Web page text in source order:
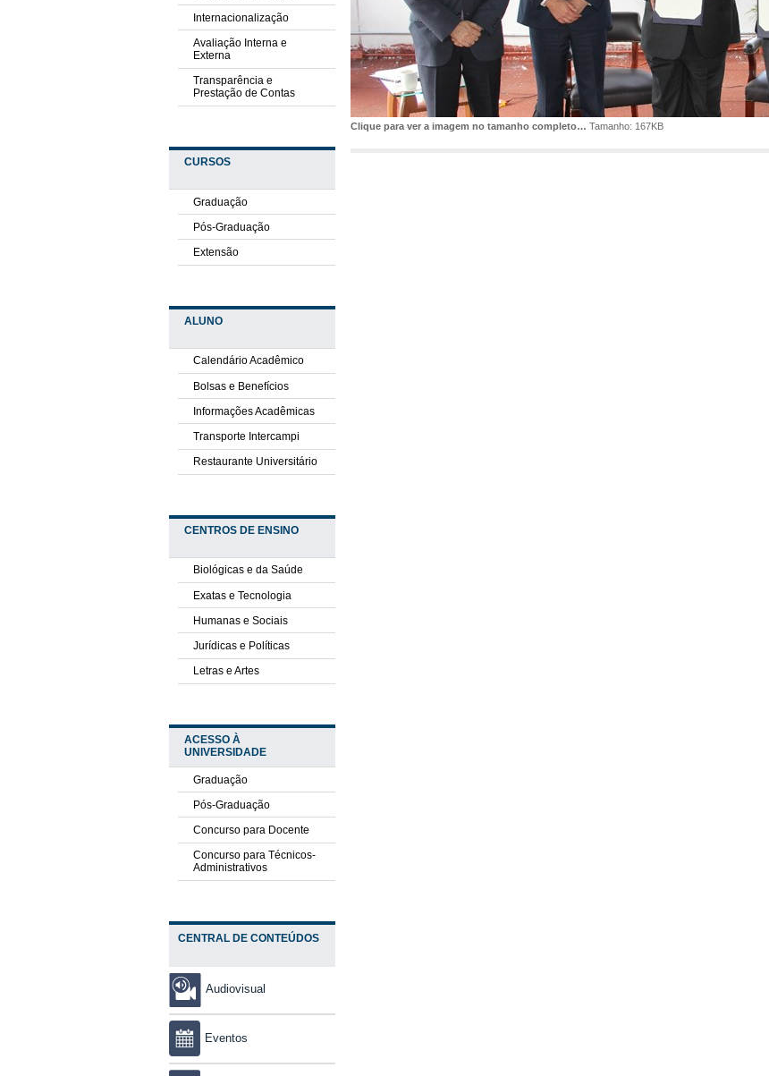
Internacionalização
Avaliação Interna e
Externa
Transparência e
Prestação de Contas
CURSOS
Graduação
Pós-Graduação
Extensão
ALUNO
Calendário Acadêmico
Bolsas e Benefícios
Informações Acadêmicas
Transporte Intercampi
Restaurante Universitário
CENTROS DE ENSINO
Biológicas e da Saúde
Exatas e Tecnologia
Humanas e Sociais
Jurídicas e Políticas
Letras e Artes
ACESSO À
UNIVERSIDADE
Graduação
Pós-Graduação
Concurso para Docente
Concurso para Técnicos-
Administrativos
CENTRAL DE CONTEÚDOS
Audiovisual
Eventos
Clique para ver a imagem no tamanho completo… Tamanho: 167KB